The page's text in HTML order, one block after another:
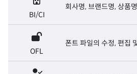
BI/CI
회사명, 브랜드명, 상품
OFL
폰트 파일의 수정, 편집
지